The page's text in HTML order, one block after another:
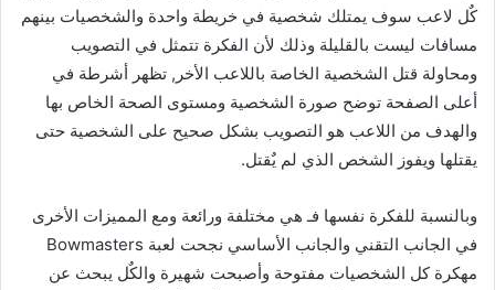
كٌل لاعب سوف يمتلك شخصية في خريطة واحدة والشخصيات بينهم
مسافات ليست بالقليلة وذلك لأن الفكرة تتمثل في التصويب
ومحاولة قتل الشخصية الخاصة باللاعب الأخر, تظهر أشرطة في
أعلى الصفحة توضح صورة الشخصية ومستوى الصحة الخاص بها
والهدف من اللاعب هو التصويب بشكل صحيح على الشخصية حتى
يقتلها ويفوز الشخص الذي لم يٌقتل.
وبالنسبة للفكرة نفسها فـ هي مختلفة ورائعة ومع المميزات الأخرى
في الجانب التقني والجانب الأساسي نجحت لعبة Bowmasters
مهكرة كل الشخصيات مفتوحة وأصبحت شهيرة والكٌل يبحث عن